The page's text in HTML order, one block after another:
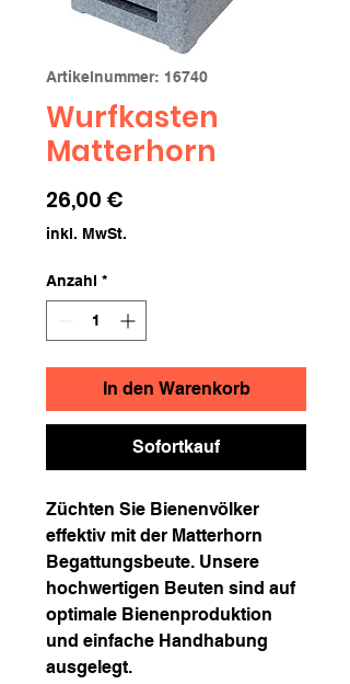
Artikelnummer: 16740
Wurfkasten
Matterhorn
26,00 €
inkl. MwSt.
Anzahl *
In den Warenkorb
Sofortkauf
Züchten Sie Bienenvölker
effektiv mit der Matterhorn
Begattungsbeute. Unsere
hochwertigen Beuten sind auf
optimale Bienenproduktion
und einfache Handhabung
ausgelegt.